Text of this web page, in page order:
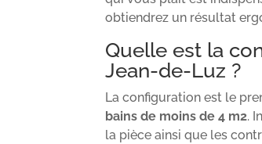
obtiendrez un résultat
Quelle est la
Jean-de-Luz ?
La configuration est le
bains de moins de 4 m2.
la pièce ainsi que les